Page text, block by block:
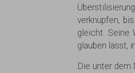
verknüpfen,
gleicht. Seine
glauben lässt,
Die unter dem